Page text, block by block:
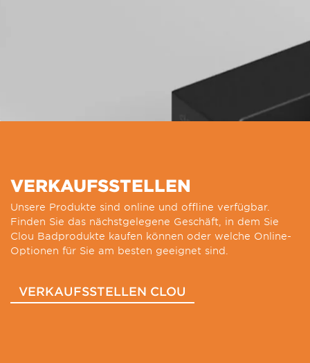
VERKAUFSSTELLEN
Unsere Produkte sind online und offline verfügbar.
Finden Sie das nächstgelegene Geschäft, in dem Sie
Clou Badprodukte kaufen können oder welche Online-
Optionen für Sie am besten geeignet sind.
VERKAUFSSTELLEN CLOU